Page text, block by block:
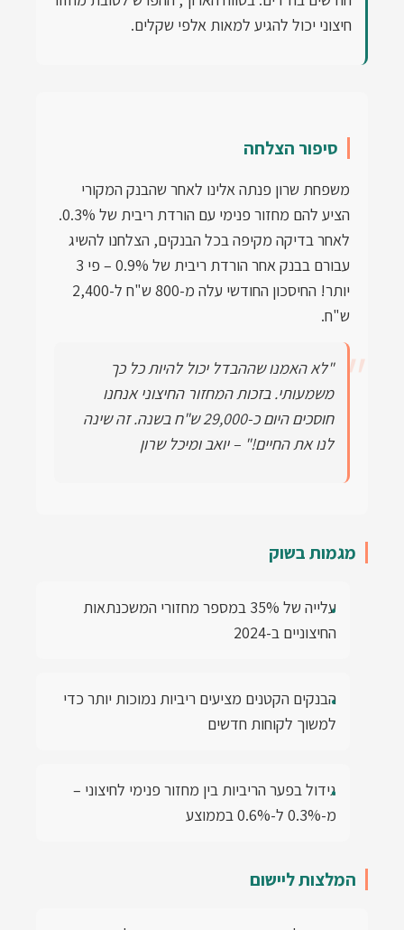
חיצוני יכול להגיע למאות אלפי שקלים.
סיפור הצלחה
משפחת שרון פנתה אלינו לאחר שהבנק המקורי
הציע להם מחזור פנימי עם הורדת ריבית של 0.3%.
לאחר בדיקה מקיפה בכל הבנקים, הצלחנו להשיג
עבורם בבנק אחר הורדת ריבית של 0.9% – פי 3
יותר! החיסכון החודשי עלה מ-800 ש"ח ל-2,400
ש"ח.
"לא האמנו שההבדל יכול להיות כל כך
משמעותי. בזכות המחזור החיצוני אנחנו
חוסכים היום כ-29,000 ש"ח בשנה. זה שינה
לנו את החיים!" – יואב ומיכל שרון
מגמות בשוק
עלייה של 35% במספר מחזורי המשכנתאות
החיצוניים ב-2024
הבנקים הקטנים מציעים ריביות נמוכות יותר כדי
למשוך לקוחות חדשים
גידול בפער הריביות בין מחזור פנימי לחיצוני –
מ-0.3% ל-0.6% בממוצע
המלצות ליישום